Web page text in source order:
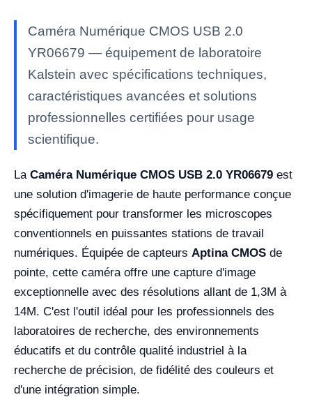
Caméra Numérique CMOS USB 2.0
YR06679 — équipement de laboratoire
Kalstein avec spécifications techniques,
caractéristiques avancées et solutions
professionnelles certifiées pour usage
scientifique.
La Caméra Numérique CMOS USB 2.0 YR06679 est
une solution d'imagerie de haute performance conçue
spécifiquement pour transformer les microscopes
conventionnels en puissantes stations de travail
numériques. Équipée de capteurs Aptina CMOS de
pointe, cette caméra offre une capture d'image
exceptionnelle avec des résolutions allant de 1,3M à
14M. C'est l'outil idéal pour les professionnels des
laboratoires de recherche, des environnements
éducatifs et du contrôle qualité industriel à la
recherche de précision, de fidélité des couleurs et
d'une intégration simple.